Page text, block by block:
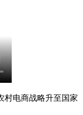
电商战略升至国家